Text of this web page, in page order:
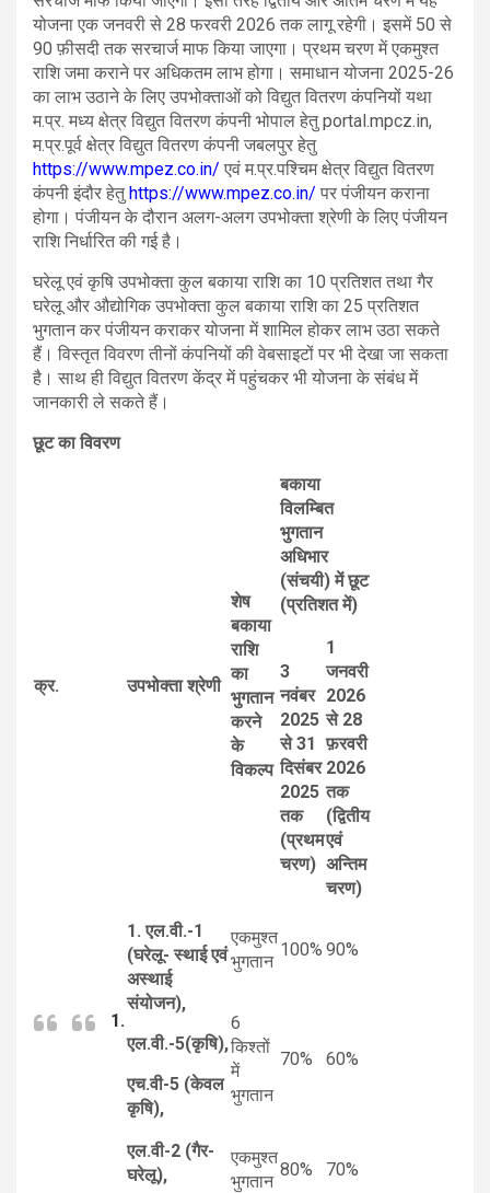
योजना एक जनवरी से 28 फरवरी 2026 तक लागू रहेगी। इसमें 50 से
90 फ़ीसदी तक सरचार्ज माफ किया जाएगा। प्रथम चरण में एकमुश्त
राशि जमा कराने पर अधिकतम लाभ होगा। समाधान योजना 2025-26
का लाभ उठाने के लिए उपभोक्ताओं को विद्युत वितरण कंपनियों यथा
म.प्र. मध्य क्षेत्र विद्युत वितरण कंपनी भोपाल हेतु portal.mpcz.in,
म.प्र.पूर्व क्षेत्र विद्युत वितरण कंपनी जबलपुर हेतु
https://www.mpez.co.in/ एवं म.प्र.पश्चिम क्षेत्र विद्युत वितरण
कंपनी इंदौर हेतुhttps://www.mpez.co.in/ पर पंजीयन कराना
होगा। पंजीयन के दौरान अलग-अलग उपभोक्ता श्रेणी के लिए पंजीयन
राशि निर्धारित की गई है।
घरेलू एवं कृषि उपभोक्ता कुल बकाया राशि का 10 प्रतिशत तथा गैर
घरेलू और औद्योगिक उपभोक्ता कुल बकाया राशि का 25 प्रतिशत
भुगतान कर पंजीयन कराकर योजना में शामिल होकर लाभ उठा सकते
हैं। विस्तृत विवरण तीनों कंपनियों की वेबसाइटों पर भी देखा जा सकता
है। साथ ही विद्युत वितरण केंद्र में पहुंचकर भी योजना के संबंध में
जानकारी ले सकते हैं।
छूट का विवरण
क्र. उपभोक्ता श्रेणी
शेष
बकाया
राशि
का
भुगतान
करने
के
विकल्प
बकाया
विलम्बित
भुगतान
अधिभार
(संचयी) में छूट
(प्रतिशत में)
3
नवंबर
2025
से 31
दिसंबर
2025
तक
(प्रथम
चरण)
1
जनवरी
2026
से 28
फ़रवरी
2026
तक
(द्वितीय
एवं
अन्तिम
चरण)
1.
1. एल.वी.-1
(घरेलू- स्थाई एवं
अस्थाई
संयोजन),
एल.वी.-5(कृषि),
एच.वी-5 (केवल
कृषि),
एकमुश्त
भुगतान
100% 90%
6
किश्तों
में
भुगतान
70% 60%
एल.वी-2 (गैर-
घरेलू),
एकमुश्त
भुगतान
80% 70%